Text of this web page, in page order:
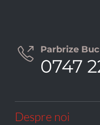
 Parbrize
0747
Despre noi